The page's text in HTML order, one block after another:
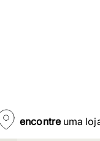
encontreuma